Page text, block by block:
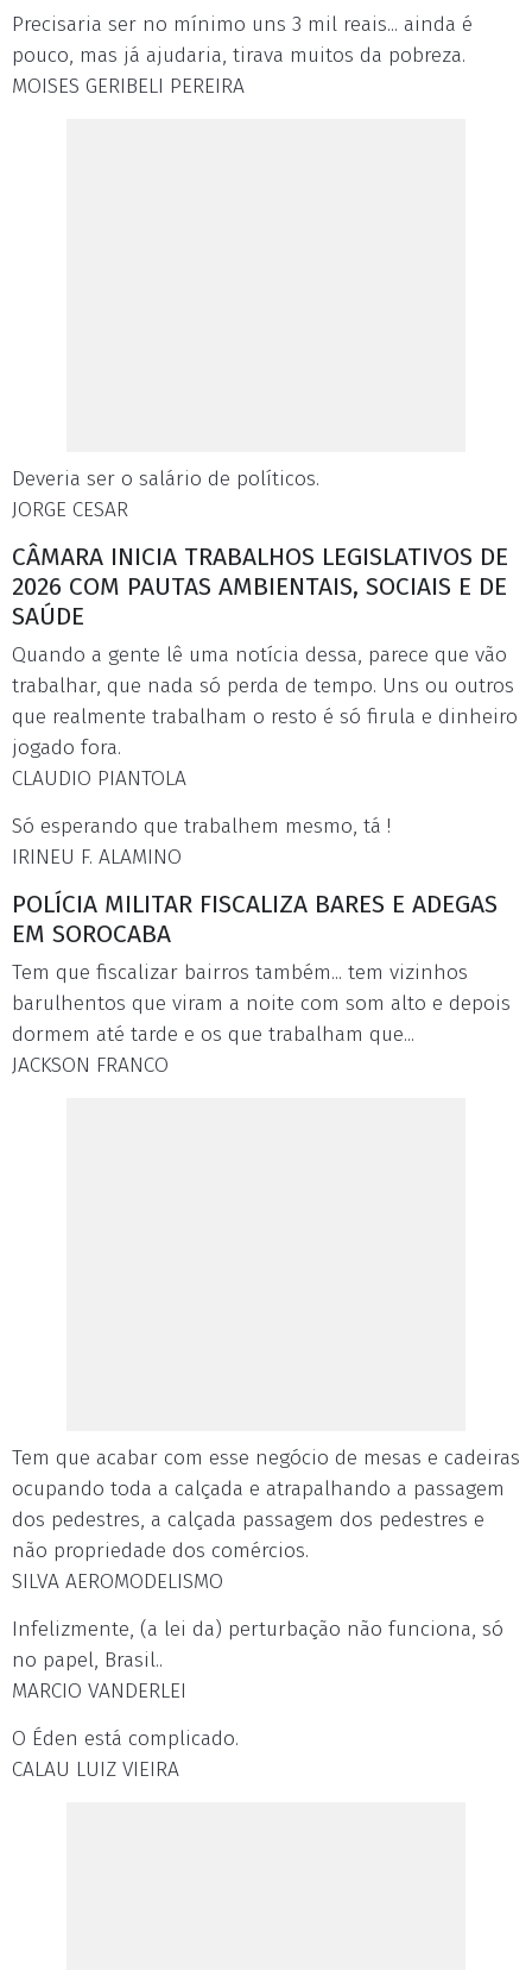
Precisaria ser no mínimo uns 3 mil reais... ainda é
pouco, mas já ajudaria, tirava muitos da pobreza.
MOISES GERIBELI PEREIRA
Deveria ser o salário de políticos.
JORGE CESAR
CÂMARA INICIA TRABALHOS LEGISLATIVOS DE
2026 COM PAUTAS AMBIENTAIS, SOCIAIS E DE
SAÚDE
Quando a gente lê uma notícia dessa, parece que vão
trabalhar, que nada só perda de tempo. Uns ou outros
que realmente trabalham o resto é só firula e dinheiro
jogado fora.
CLAUDIO PIANTOLA
Só esperando que trabalhem mesmo, tá !
IRINEU F. ALAMINO
POLÍCIA MILITAR FISCALIZA BARES E ADEGAS
EM SOROCABA
Tem que fiscalizar bairros também... tem vizinhos
barulhentos que viram a noite com som alto e depois
dormem até tarde e os que trabalham que...
JACKSON FRANCO
Tem que acabar com esse negócio de mesas e cadeiras
ocupando toda a calçada e atrapalhando a passagem
dos pedestres, a calçada passagem dos pedestres e
não propriedade dos comércios.
SILVA AEROMODELISMO
Infelizmente, (a lei da) perturbação não funciona, só
no papel, Brasil..
MARCIO VANDERLEI
O Éden está complicado.
CALAU LUIZ VIEIRA